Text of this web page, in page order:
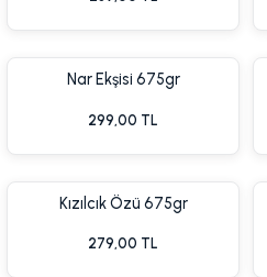
Nar Ekşisi 675gr
299,00 TL
Kızılcık Özü 675gr
279,00 TL